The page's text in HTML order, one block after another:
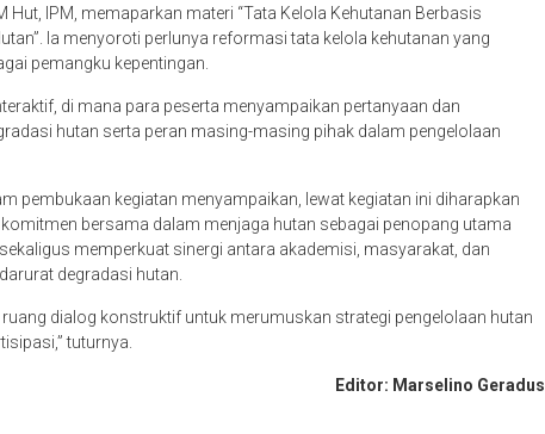
Hut, IPM, memaparkan materi “Tata Kelola Kehutanan Berbasis
Ia menyoroti perlunya reformasi tata kelola kehutanan yang
pemangku kepentingan.
di mana para peserta menyampaikan pertanyaan dan
hutan serta peran masing-masing pihak dalam pengelolaan
pembukaan kegiatan menyampaikan, lewat kegiatan ini diharapkan
bersama dalam menjaga hutan sebagai penopang utama
memperkuat sinergi antara akademisi, masyarakat, dan
degradasi hutan.
dialog konstruktif untuk merumuskan strategi pengelolaan hutan
tuturnya.
Editor: Marselino Geradus